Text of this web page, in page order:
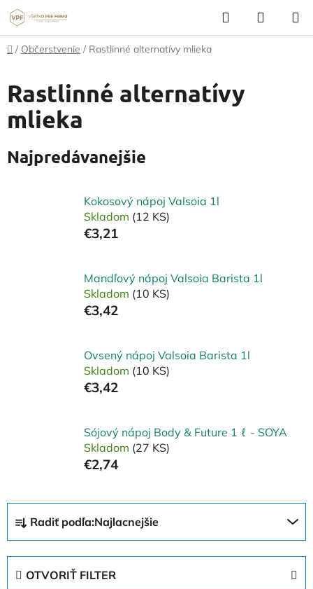
Prejsť
na
obsah
Hľadať
KOŠÍK
Domov
/ Občerstvenie / Rastlinné alternatívy mlieka
Rastlinné alternatívy
mlieka
Najpredávanejšie
Kokosový nápoj Valsoia 1l
Skladom (12 KS)
€3,21
Mandľový nápoj Valsoia Barista 1l
Skladom (10 KS)
€3,42
Ovsený nápoj Valsoia Barista 1l
Skladom (10 KS)
€3,42
Sójový nápoj Body & Future 1 ℓ - SOYA
Skladom (27 KS)
€2,74
d
Radiť podľa:Najlacnejšie
OTVORIŤ FILTER